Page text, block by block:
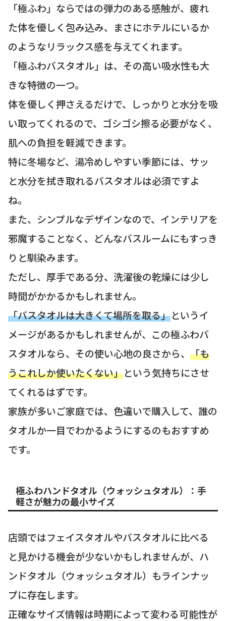
「極ふわ」ならではの弾力のある感触が、疲れ
た体を優しく包み込み、まさにホテルにいるか
のようなリラックス感を与えてくれます。
「極ふわバスタオル」は、その高い吸水性も大
きな特徴の一つ。
体を優しく押さえるだけで、しっかりと水分を吸
い取ってくれるので、ゴシゴシ擦る必要がなく、
肌への負担を軽減できます。
特に冬場など、湯冷めしやすい季節には、サッ
と水分を拭き取れるバスタオルは必須ですよ
ね。
また、シンプルなデザインなので、インテリアを
邪魔することなく、どんなバスルームにもすっき
りと馴染みます。
ただし、厚手である分、洗濯後の乾燥には少し
時間がかかるかもしれません。
「バスタオルは大きくて場所を取る」というイ
メージがあるかもしれませんが、この極ふわバ
スタオルなら、その使い心地の良さから、 「も
うこれしか使いたくない」という気持ちにさせ
てくれるはずです。
家族が多いご家庭では、色違いで購入して、誰の
タオルか一目でわかるようにするのもおすすめ
です。
極ふわハンドタオル（ウォッシュタオル）：手
軽さが魅力の最小サイズ
店頭ではフェイスタオルやバスタオルに比べる
と見かける機会が少ないかもしれませんが、ハ
ンドタオル（ウォッシュタオル）もラインナッ
プに存在します。
正確なサイズ情報は時期によって変わる可能性が